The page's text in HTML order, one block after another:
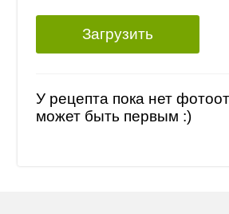
Загрузить
У рецепта пока нет
может быть первым :)